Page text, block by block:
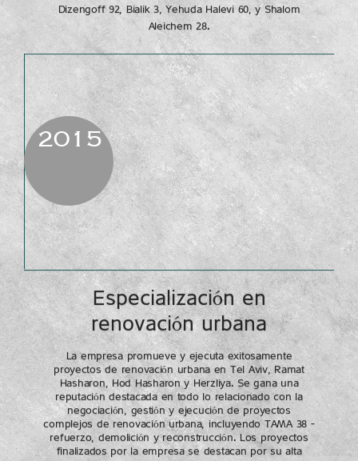
Dizengoff 92, Bialik 3, Yehuda Halevi 60, y Shalom
Aleichem 28.
2015
Especialización en
renovación urbana
La empresa promueve y ejecuta exitosamente
proyectos de renovación urbana en Tel Aviv, Ramat
Hasharon, Hod Hasharon y Herzliya. Se gana una
reputación destacada en todo lo relacionado con la
negociación, gestión y ejecución de proyectos
complejos de renovación urbana, incluyendo TAMA 38 –
refuerzo, demolición y reconstrucción. Los proyectos
finalizados por la empresa se destacan por su alta